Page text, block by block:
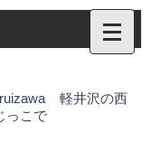
軽井沢の西
っこで